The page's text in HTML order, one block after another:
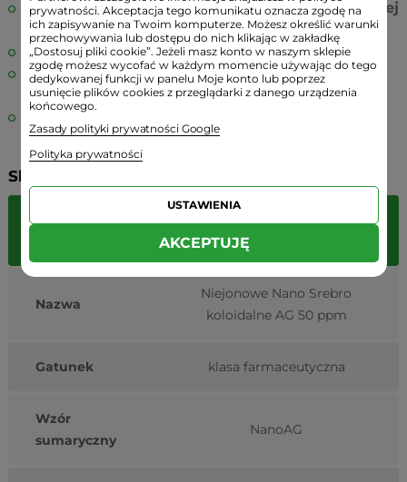
Wykazują najwyższą efektywność przy najniższej
masie.
Ichdziałaniejest dłuższeniż innych koloidów.
W przeciwieństwie do produktów konkurencji,
koloidy ChemWorld nie reagują na światło.
Proces produkcji
ekonomicznyiekologiczny
Składniki:
Nazwa
Niejonowe Nano Srebro
koloidalne AG 50 ppm
Gatunek klasa farmaceutyczna
Wzór
sumaryczny
NanoAG
prywatności. Akceptacja tego komunikatu oznacza zgodę na
ich zapisywanie na Twoim komputerze. Możesz określić warunki
przechowywania lub dostępu do nich klikając w zakładkę
„Dostosuj pliki cookie”. Jeżeli masz konto w naszym sklepie
zgodę możesz wycofać w każdym momencie używając do tego
dedykowanej funkcji w panelu Moje konto lub poprzez
usunięcie plików cookies z przeglądarki z danego urządzenia
końcowego.
Zasady polityki prywatności Google
Polityka prywatności
USTAWIENIA
AKCEPTUJĘ